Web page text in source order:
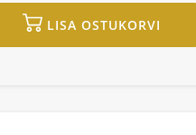
LISA OSTUKORVI